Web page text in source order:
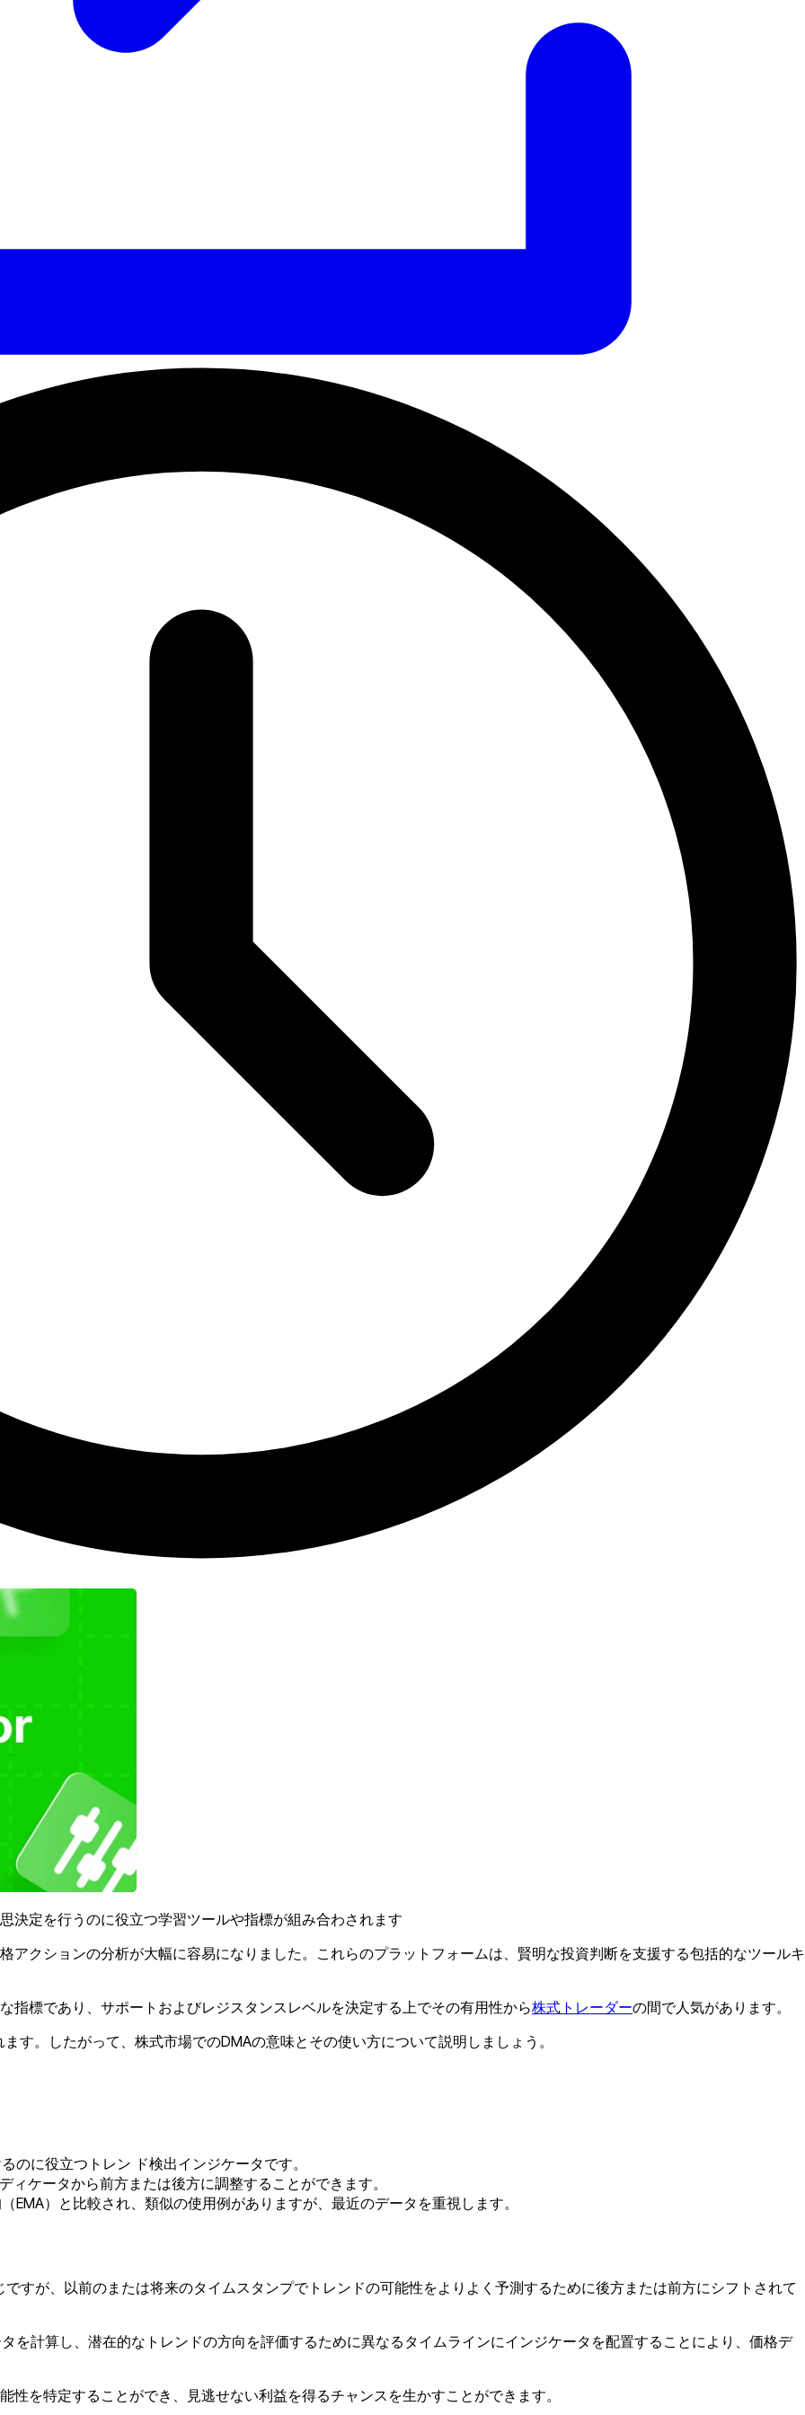
決定を行うのに役立つ学習ツールや指標が組み合わされます
アクションの分析が大幅に容易になりました。これらのプラットフォームは、賢明な投資判断を支援する包括的なツールキ
指標であり、サポートおよびレジスタンスレベルを決定する上でその有用性から株式トレーダーの間で人気があります。
す。したがって、株式市場でのDMAの意味とその使い方について説明しましょう。
のに役立つトレン ド検出インジケータです。
ケータから前方または後方に調整することができます。
）と比較され、類似の使用例がありますが、最近のデータを重視します。
すが、以前のまたは将来のタイムスタンプでトレンドの可能性をよりよく予測するために後方または前方にシフトされて
を計算し、潜在的なトレンドの方向を評価するために異なるタイムラインにインジケータを配置することにより、価格デ
を特定することができ、見逃せない利益を得るチャンスを生かすことができます。